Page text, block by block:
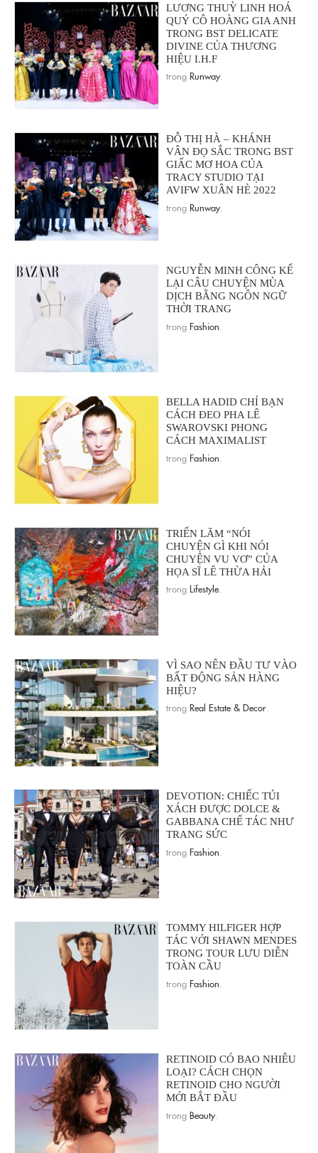
LƯƠNG THUỲ LINH HOÁ
QUÝ CÔ HOÀNG GIA ANH
TRONG BST DELICATE
DIVINE CỦA THƯƠNG
HIỆU I.H.F
trong Runway.
ĐỖ THỊ HÀ – KHÁNH
VÂN ĐỌ SẮC TRONG BST
GIẤC MƠ HOA CỦA
TRACY STUDIO TẠI
AVIFW XUÂN HÈ 2022
trong Runway.
NGUYỄN MINH CÔNG KỂ
LẠI CÂU CHUYỆN MÙA
DỊCH BẰNG NGÔN NGỮ
THỜI TRANG
trong Fashion
BELLA HADID CHỈ BẠN
CÁCH ĐEO PHA LÊ
SWAROVSKI PHONG
CÁCH MAXIMALIST
trong Fashion
TRIỂN LÃM “NÓI
CHUYỆN GÌ KHI NÓI
CHUYỆN VU VƠ” CỦA
HỌA SĨ LÊ THỪA HẢI
trong Lifestyle
VÌ SAO NÊN ĐẦU TƯ VÀO
BẤT ĐỘNG SẢN HÀNG
HIỆU?
trong Real Estate & Decor
DEVOTION: CHIẾC TÚI
XÁCH ĐƯỢC DOLCE &
GABBANA CHẾ TÁC NHƯ
TRANG SỨC
trong Fashion
TOMMY HILFIGER HỢP
TÁC VỚI SHAWN MENDES
TRONG TOUR LƯU DIỄN
TOÀN CẦU
trong Fashion
RETINOID CÓ BAO NHIÊU
LOẠI? CÁCH CHỌN
RETINOID CHO NGƯỜI
MỚI BẮT ĐẦU
trong Beauty.